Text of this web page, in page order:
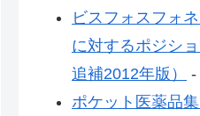
ビスフォスフォ
に対するポジシ
追補2012年版）
-
ポケット医薬品